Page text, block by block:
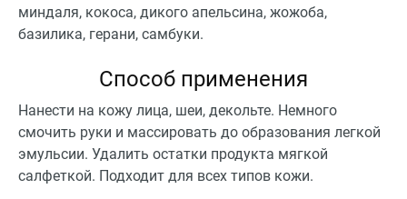
миндаля, кокоса, дикого апельсина, жожоба,
базилика, герани, самбуки.
Способ применения
Нанести на кожу лица, шеи, декольте. Немного
смочить руки и массировать до образования легкой
эмульсии. Удалить остатки продукта мягкой
салфеткой. Подходит для всех типов кожи.